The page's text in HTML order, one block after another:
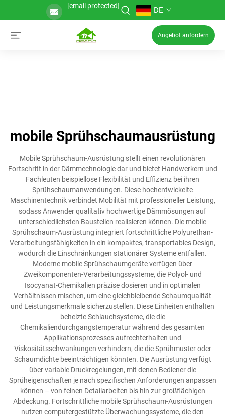
[email protected] DE
Angebot anfordern
mobile Sprühschaumausrüstung
Mobile Sprühschaum-Ausrüstung stellt einen revolutionären
Fortschritt in der Dämmechnologie dar und bietet Handwerkern und
Fachleuten beispiellose Flexibilität und Effizienz bei ihren
Sprühschaumanwendungen. Diese hochentwickelte
Maschinentechnik verbindet Mobilität mit professioneller Leistung,
sodass Anwender qualitativ hochwertige Dämmösungen auf
unterschiedlichsten Baustellen realisieren können. Die mobile
Sprühschaum-Ausrüstung integriert fortschrittliche Polyurethan-
Verarbeitungsfähigkeiten in ein kompaktes, transportables Design,
wodurch die Einschränkungen stationärer Systeme entfallen.
Moderne mobile Sprühschaumgeräte verfügen über
Zweikomponenten-Verarbeitungssysteme, die Polyol- und
Isocyanat-Chemikalien präzise dosieren und in optimalen
Verhältnissen mischen, um eine gleichbleibende Schaumqualität
und Leistungsmerkmale sicherzustellen. Diese Einheiten enthalten
beheizte Schlauchsysteme, die die
Chemikaliendurchgangstemperatur während des gesamten
Applikationsprozesses aufrechterhalten und
Viskositätsschwankungen verhindern, die die Sprühmuster oder
Schaumdichte beeinträchtigen könnten. Die Ausrüstung verfügt
über variable Druckregelungen, mit denen Bediener die
Sprüheigenschaften je nach spezifischen Anforderungen anpassen
können – von feinen Detailarbeiten bis hin zur großflächigen
Abdeckung. Fortschrittliche mobile Sprühschaum-Ausrüstungen
nutzen computergestützte Überwachungssysteme, die den